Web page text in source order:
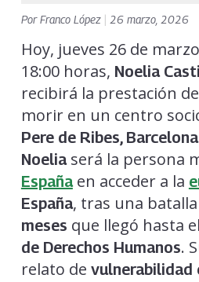
PorFranco López 26 marzo, 2026
Hoy, jueves 26 de
18:00 horas, Noelia
recibirá la prestación
morir en un centro
Pere de Ribes, Barcelona
Noeliaserá la persona
Españaen acceder a la
España, tras una
meses que llegó hasta el
de Derechos Humanos.
relato de vulnerabilidad